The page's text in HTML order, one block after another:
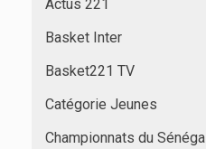
Actus 221
Basket Inter
Basket221 TV
Catégorie Jeunes
Championnats du Sénégal